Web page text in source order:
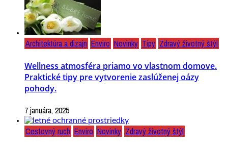
Architektúra a dizajn Enviro Novinky Tipy Zdravý životný štýl
Wellness atmosféra priamo vo vlastnom domove.
Praktické tipy pre vytvorenie zaslúženej oázy
pohody.
7 januára, 2025
Cestovný ruch Enviro Novinky Zdravý životný štýl